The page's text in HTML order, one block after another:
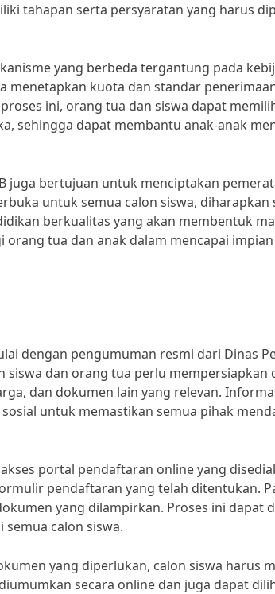
tahapan serta persyaratan yang harus
yang berbeda tergantung pada
menetapkan kuota dan standar
ini, orang tua dan siswa dapat
sehingga dapat membantu anak-anak
juga bertujuan untuk menciptakan
untuk semua calon siswa, diharapkan
berkualitas yang akan membentuk
orang tua dan anak dalam mencapai
dengan pengumuman resmi dari Dinas
dan orang tua perlu mempersiapkan
dan dokumen lain yang relevan.
untuk memastikan semua pihak
portal pendaftaran online yang
pendaftaran yang telah ditentukan.
yang dilampirkan. Proses ini dapat
calon siswa.
yang diperlukan, calon siswa harus
secara online dan juga dapat